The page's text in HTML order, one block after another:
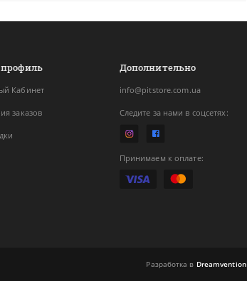
Кабинет
заказов
Дополнительно
info@pitstore.com.ua
Следите за нами в соцсетях:
Принимаем к оплате:
Разработка в Dreamvention